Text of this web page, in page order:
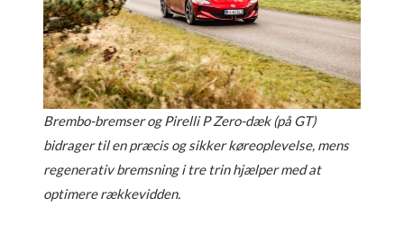
Brembo-bremser og Pirelli P Zero-dæk (på GT)
bidrager til en præcis og sikker køreoplevelse, mens
regenerativ bremsning i tre trin hjælper med at
optimere rækkevidden.